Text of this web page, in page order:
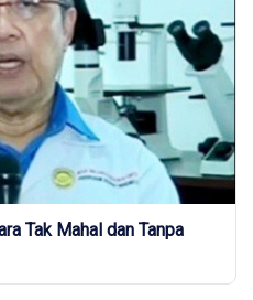
Tak Mahal dan Tanpa